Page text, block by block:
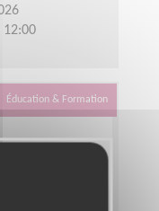
12:00
Éducation & Formation